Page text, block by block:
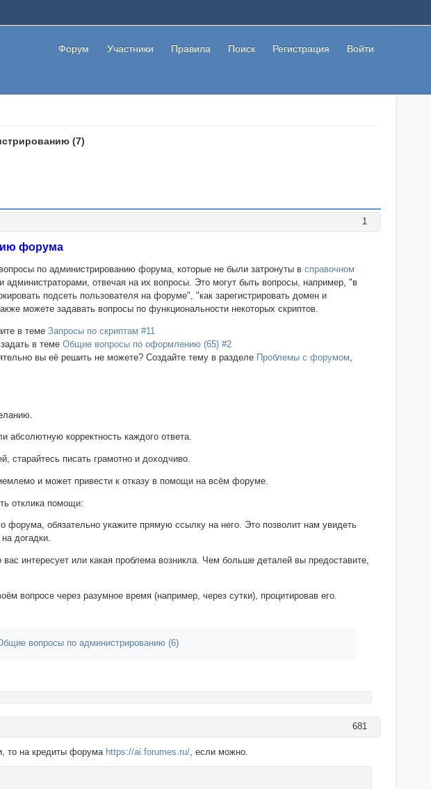
Форум Участники Правила Поиск Регистрация Войти
(7)
1
форума
по администрированию форума, которые не были затронуты всправочном
отвечая на их вопросы. Это могут быть вопросы, например, "в
подсеть пользователя на форуме", "как зарегистрировать домен и
можете задавать вопросы по функциональности некоторых скриптов.
в темеЗапросы по скриптам #11
в темеОбщие вопросы по оформлению (65) #2
вы её решить не можете? Создайте тему в разделе Проблемы с форумом,
абсолютную корректность каждого ответа.
старайтесь писать грамотно и доходчиво.
и может привести к отказу в помощи на всём форуме.
отклика помощи:
форума, обязательно укажите прямую ссылку на него. Это позволит нам увидеть
догадки.
интересует или какая проблема возникла. Чем больше деталей вы предоставите,
вопросе через разумное время (например, через сутки), процитировав его.
вопросы по администрированию (6)
681
то на кредиты форума https://ai.forumes.ru/ , если можно.